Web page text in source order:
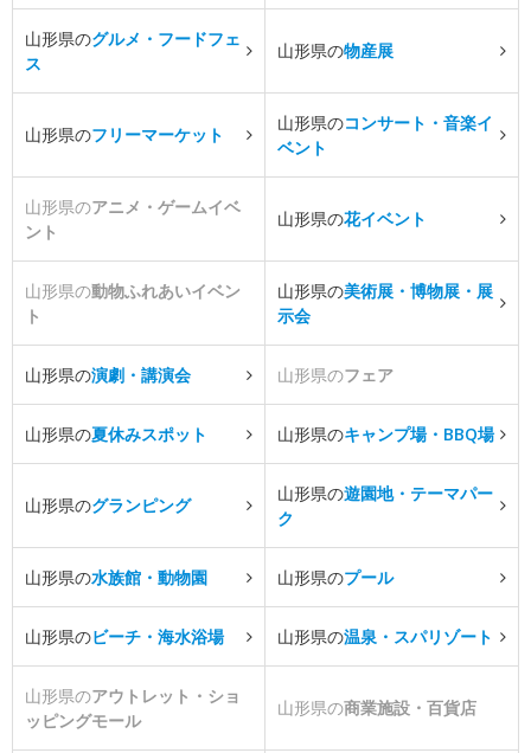
山形県のグルメ・フードフェ
ス
山形県の物産展
山形県のフリーマーケット
山形県のコンサート・音楽イ
ベント
山形県のアニメ・ゲームイベ
ント
山形県の花イベント
山形県の動物ふれあいイベン
ト
山形県の美術展・博物展・展
示会
山形県の演劇・講演会 山形県のフェア
山形県の夏休みスポット 山形県のキャンプ場・BBQ場
山形県のグランピング
山形県の遊園地・テーマパー
ク
山形県の水族館・動物園 山形県のプール
山形県のビーチ・海水浴場 山形県の温泉・スパリゾート
山形県のアウトレット・ショ
ッピングモール
山形県の商業施設・百貨店